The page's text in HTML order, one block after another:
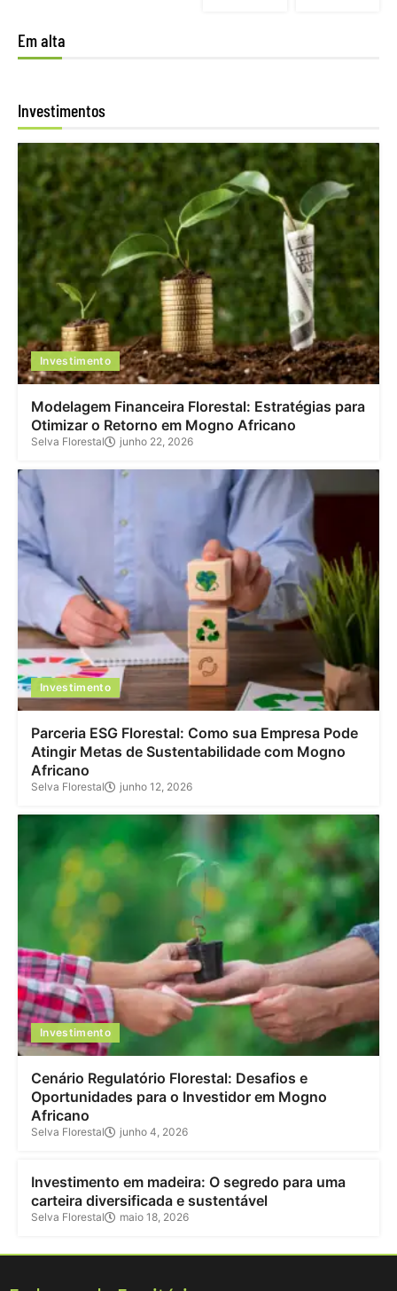
Em alta
Investimentos
Investimento
Modelagem Financeira Florestal: Estratégias para
Otimizar o Retorno em Mogno Africano
Selva Florestal junho 22, 2026
Investimento
Parceria ESG Florestal: Como sua Empresa Pode
Atingir Metas de Sustentabilidade com Mogno
Africano
Selva Florestal junho 12, 2026
Investimento
Cenário Regulatório Florestal: Desafios e
Oportunidades para o Investidor em Mogno
Africano
Selva Florestal junho 4, 2026
Investimento
Investimento em madeira: O segredo para uma
carteira diversificada e sustentável
Selva Florestal maio 18, 2026